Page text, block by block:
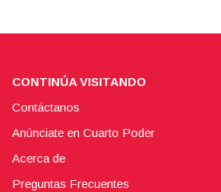
CONTINÚA VISITANDO
Contáctanos
Anúnciate en Cuarto Poder
Acerca de
Preguntas Frecuentes